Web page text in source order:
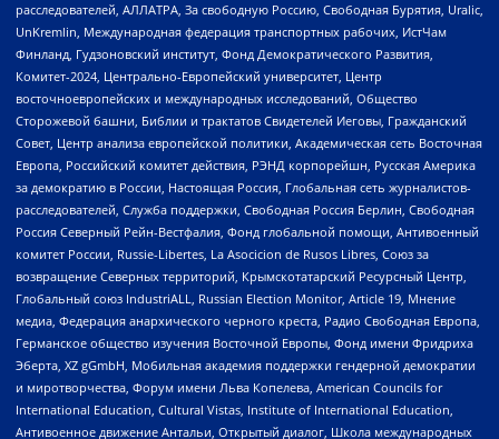
расследователей, АЛЛАТРА, За свободную Россию, Свободная Бурятия, Uralic,
UnKremlin, Международная федерация транспортных рабочих, ИстЧам
Финланд, Гудзоновский институт, Фонд Демократического Развития,
Комитет-2024, Центрально-Европейский университет, Центр
восточноевропейских и международных исследований, Общество
Сторожевой башни, Библии и трактатов Свидетелей Иеговы, Гражданский
Совет, Центр анализа европейской политики, Академическая сеть Восточная
Европа, Российский комитет действия, РЭНД корпорейшн, Русская Америка
за демократию в России, Настоящая Россия, Глобальная сеть журналистов-
расследователей, Служба поддержки, Свободная Россия Берлин, Свободная
Россия Северный Рейн-Вестфалия, Фонд глобальной помощи, Антивоенный
комитет России, Russie-Libertes, La Asocicion de Rusos Libres, Союз за
возвращение Северных территорий, Крымскотатарский Ресурсный Центр,
Глобальный союз IndustriALL, Russian Election Monitor, Article 19, Мнение
медиа, Федерация анархического черного креста, Радио Свободная Европа,
Германское общество изучения Восточной Европы, Фонд имени Фридриха
Эберта, XZ gGmbH, Мобильная академия поддержки гендерной демократии
и миротворчества, Форум имени Льва Копелева, American Councils for
International Education, Cultural Vistas, Institute of International Education,
Антивоенное движение Антальи, Открытый диалог, Школа международных